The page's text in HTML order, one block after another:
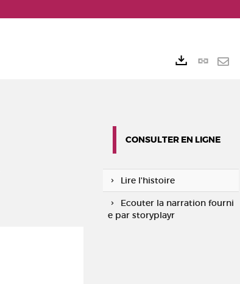
Lien
CONSULTER EN LIGNE
Lire l'histoire
Ecouter la narration fourni
e par storyplayr